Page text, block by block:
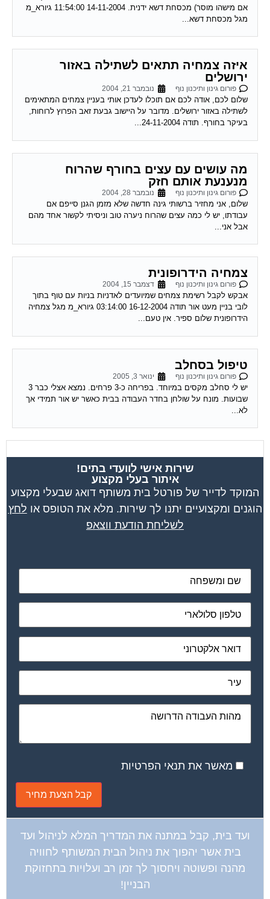
אם מישהו מוסר) מכסחת דשא ידנית. 14-11-2004 11:54:00 גיורא_מ
מגל מכסחת דשא...
איזה צמחיה תתאים לשתילה באזור
ירושלים
פורום גינון ותיכנון נוף
שלום לכם, אודה לכם אם תוכלו לעדכן אותי בעניין צמחים המתאימים
לשתילה באזור ירושלים. מדובר על היישוב גבעת זאב הפרוץ לרוחות,
מה עושים עם עצים בחורף שהרוח
מנענעת אותם חזק
פורום גינון ותיכנון נוף נובמבר 28, 2004
שלום, אני מחזיר ברשותי גינה חדשה שלא מזמן הגנן סייפם אם
עבודתו, יש לי כמה עצים שהרוח ניערה טוב וניסיתי לקשור אחד מהם
אבל אני...
צמחיה הידרופונית
פורום גינון ותיכנון נוף דצמבר 15, 2004
אבקש לקבל רשימת צמחים שמיועדים לאדניות בניות עם טוף בתוך
לובי בניין מעט אור תודה 16-12-2004 03:14:00 גיורא_מ מגל צמחיה
הידרופונית שלום ספיר. אין טעם...
טיפול בסחלב
פורום גינון ותיכנון נוף
יש לי סחלב מקסים במיוחד. בפריחה כ-3 פרחים. נמצא אצלי כבר 3
שבועות. מונח על שולחן בחדר העבודה בבית כאשר יש אור תמידי אך
לא...
שירות אישי לוועדי בתים!
איתור בעלי מקצוע
המוקד לדייר של פורטל בית משותף דואג שבעלי מקצוע
הוגנים ומקצועיים יתנו לך שירות. מלא את הטופס או לחץ
לשליחת הודעת ווצאפ
מאשר את תנאי הפרטיות
ועד בית, קבל במתנה את המדריך המלא לניהול ועד
בית אשר יהפוך את ניהול הבית המשותף לחוויה
מהנה ופשוטה ויחסוך לך זמן רב ועלויות בתחזוקת
הבניין!